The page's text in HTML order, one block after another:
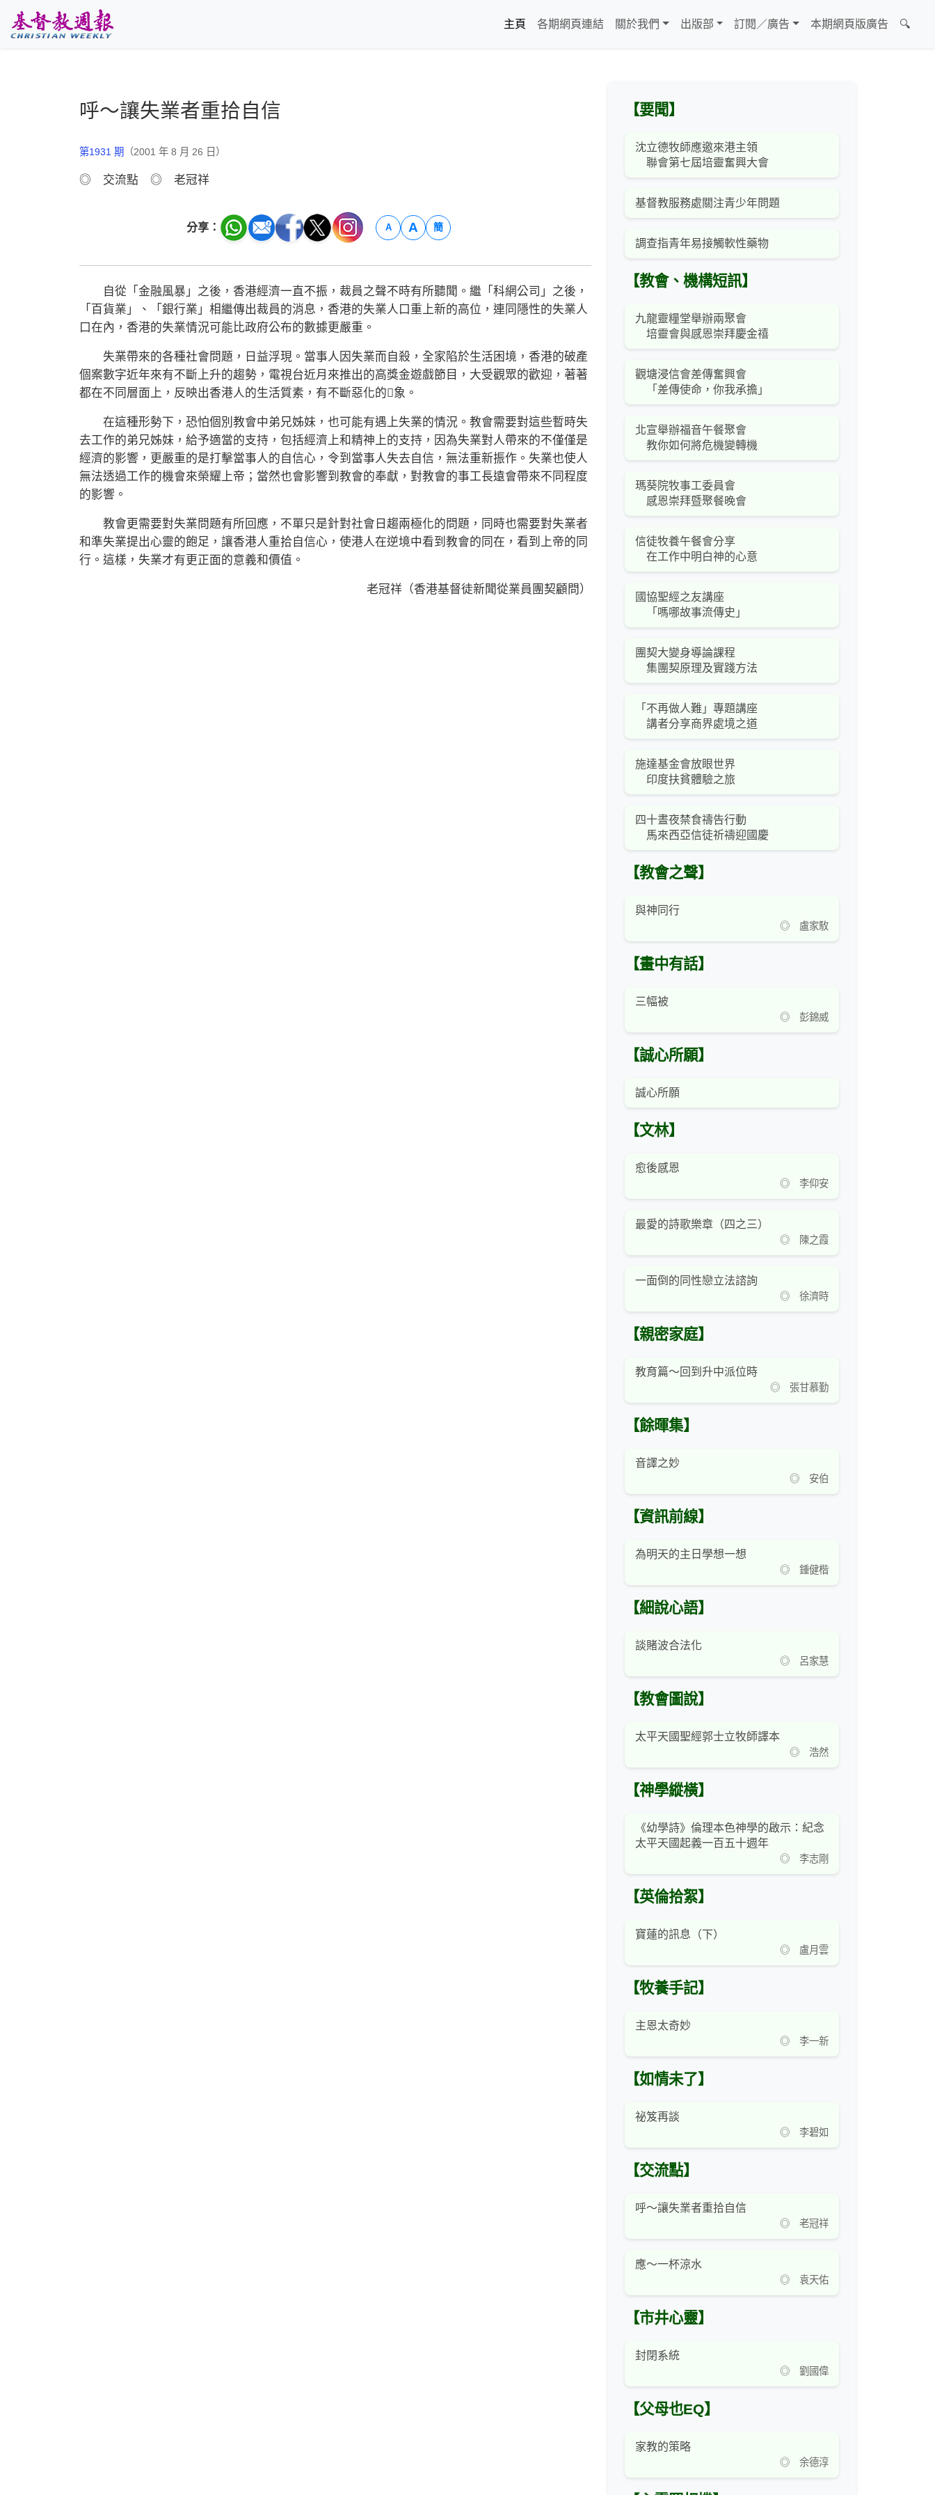
主頁
各期網頁連結 關於我們 出版部 訂閱／廣告 本期網頁版廣告 🔍
呼～讓失業者重拾自信
第1931 期 （2001 年 8 月 26 日）
◎ 交流點 ◎ 老冠祥
分享： A A 簡
自從「金融風暴」之後，香港經濟一直不振，裁員之聲不時有所聽聞。繼「科網公司」之後，
「百貨業」、「銀行業」相繼傳出裁員的消息，香港的失業人口重上新的高位，連同隱性的失業人
口在內，香港的失業情況可能比政府公布的數據更嚴重。
失業帶來的各種社會問題，日益浮現。當事人因失業而自殺，全家陷於生活困境，香港的破產
個案數字近年來有不斷上升的趨勢，電視台近月來推出的高獎金遊戲節目，大受觀眾的歡迎，著著
都在不同層面上，反映出香港人的生活質素，有不斷惡化的象。
在這種形勢下，恐怕個別教會中弟兄姊妹，也可能有遇上失業的情況。教會需要對這些暫時失
去工作的弟兄姊妹，給予適當的支持，包括經濟上和精神上的支持，因為失業對人帶來的不僅僅是
經濟的影響，更嚴重的是打擊當事人的自信心，令到當事人失去自信，無法重新振作。失業也使人
無法透過工作的機會來榮耀上帝；當然也會影響到教會的奉獻，對教會的事工長遠會帶來不同程度
的影響。
教會更需要對失業問題有所回應，不單只是針對社會日趨兩極化的問題，同時也需要對失業者
和準失業提出心靈的飽足，讓香港人重拾自信心，使港人在逆境中看到教會的同在，看到上帝的同
行。這樣，失業才有更正面的意義和價值。
老冠祥（香港基督徒新聞從業員團契顧問）
【要聞】
沈立德牧師應邀來港主領
聯會第七屆培靈奮興大會
基督教服務處關注青少年問題
調查指青年易接觸軟性藥物
【教會、機構短訊】
九龍靈糧堂舉辦兩聚會
培靈會與感恩崇拜慶金禧
觀塘浸信會差傳奮興會
「差傳使命，你我承擔」
北宣舉辦福音午餐聚會
教你如何將危機變轉機
瑪葵院牧事工委員會
感恩崇拜暨聚餐晚會
信徒牧養午餐會分享
在工作中明白神的心意
國協聖經之友講座
「嗎哪故事流傳史」
團契大變身導論課程
集團契原理及實踐方法
「不再做人難」專題講座
講者分享商界處境之道
施達基金會放眼世界
印度扶貧體驗之旅
四十晝夜禁食禱告行動
馬來西亞信徒祈禱迎國慶
【教會之聲】
與神同行
◎ 盧家駇
【畫中有話】
三幅被
◎ 彭錦威
【誠心所願】
誠心所願
【文林】
愈後感恩
◎ 李仰安
最愛的詩歌樂章（四之三）
◎ 陳之霞
一面倒的同性戀立法諮詢
◎ 徐濟時
【親密家庭】
教育篇～回到升中派位時
◎ 張甘慕勤
【餘暉集】
音譯之妙
◎ 安伯
【資訊前線】
為明天的主日學想一想
◎ 鍾健楷
【細說心語】
談賭波合法化
◎ 呂家慧
【教會圖說】
太平天國聖經郭士立牧師譯本
◎ 浩然
【神學縱橫】
《幼學詩》倫理本色神學的啟示：紀念
太平天國起義一百五十週年
◎ 李志剛
【英倫拾絮】
寶蓮的訊息（下）
◎ 盧月雲
【牧養手記】
主恩太奇妙
◎ 李一新
【如情未了】
祕笈再談
◎ 李碧如
【交流點】
呼～讓失業者重拾自信
◎ 老冠祥
應～一杯涼水
◎ 袁天佑
【市井心靈】
封閉系統
◎ 劉國偉
【父母也EQ】
家教的策略
◎ 余德淳